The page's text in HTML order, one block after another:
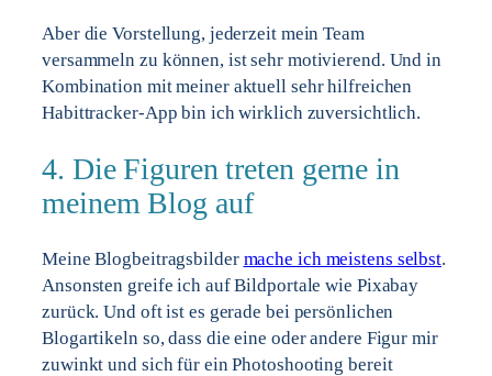
Aber die Vorstellung, jederzeit mein Team
versammeln zu können, ist sehr motivierend. Und in
Kombination mit meiner aktuell sehr hilfreichen
Habittracker-App bin ich wirklich zuversichtlich.
4. Die Figuren treten gerne in
meinem Blog auf
Meine Blogbeitragsbilder mache ich meistens selbst.
Ansonsten greife ich auf Bildportale wie Pixabay
zurück. Und oft ist es gerade bei persönlichen
Blogartikeln so, dass die eine oder andere Figur mir
zuwinkt und sich für ein Photoshooting bereit